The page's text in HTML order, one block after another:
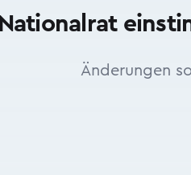
Nationalrat
Änderungen